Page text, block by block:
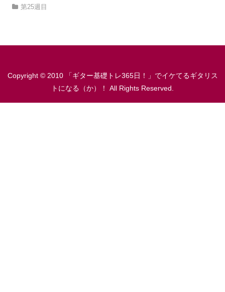
第25週目
Copyright © 2010 「ギター基礎トレ365日！」でイケてるギタリス
トになる（か）！ All Rights Reserved.